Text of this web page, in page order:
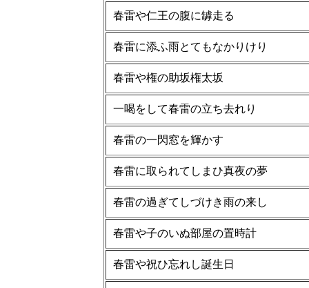
春雷や仁王の腹に罅走る
春雷に添ふ雨とてもなかりけり
春雷や権の助坂権太坂
一喝をして春雷の立ち去れり
春雷の一閃窓を輝かす
春雷に取られてしまひ真夜の夢
春雷の過ぎてしづけき雨の来し
春雷や子のいぬ部屋の置時計
春雷や祝ひ忘れし誕生日